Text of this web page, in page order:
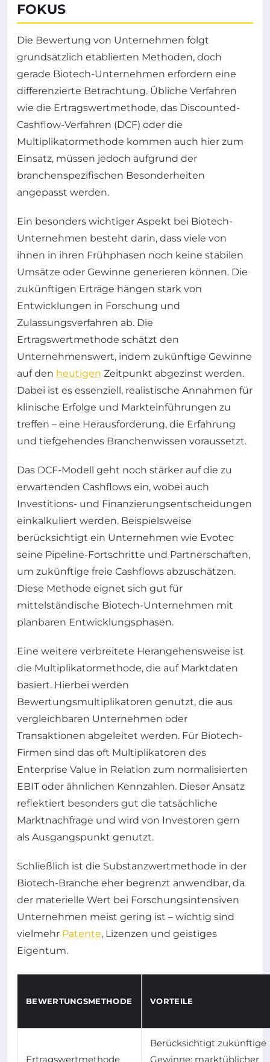
FOKUS
Die Bewertung von Unternehmen folgt
grundsätzlich etablierten Methoden, doch
gerade Biotech-Unternehmen erfordern eine
differenzierte Betrachtung. Übliche Verfahren
wie die Ertragswertmethode, das Discounted-
Cashflow-Verfahren (DCF) oder die
Multiplikatormethode kommen auch hier zum
Einsatz, müssen jedoch aufgrund der
branchenspezifischen Besonderheiten
angepasst werden.
Ein besonders wichtiger Aspekt bei Biotech-
Unternehmen besteht darin, dass viele von
ihnen in ihren Frühphasen noch keine stabilen
Umsätze oder Gewinne generieren können. Die
zukünftigen Erträge hängen stark von
Entwicklungen in Forschung und
Zulassungsverfahren ab. Die
Ertragswertmethode schätzt den
Unternehmenswert, indem zukünftige Gewinne
auf den heutigen Zeitpunkt abgezinst werden.
Dabei ist es essenziell, realistische Annahmen für
klinische Erfolge und Markteinführungen zu
treffen – eine Herausforderung, die Erfahrung
und tiefgehendes Branchenwissen voraussetzt.
Das DCF-Modell geht noch stärker auf die zu
erwartenden Cashflows ein, wobei auch
Investitions- und Finanzierungsentscheidungen
einkalkuliert werden. Beispielsweise
berücksichtigt ein Unternehmen wie Evotec
seine Pipeline-Fortschritte und Partnerschaften,
um zukünftige freie Cashflows abzuschätzen.
Diese Methode eignet sich gut für
mittelständische Biotech-Unternehmen mit
planbaren Entwicklungsphasen.
Eine weitere verbreitete Herangehensweise ist
die Multiplikatormethode, die auf Marktdaten
basiert. Hierbei werden
Bewertungsmultiplikatoren genutzt, die aus
vergleichbaren Unternehmen oder
Transaktionen abgeleitet werden. Für Biotech-
Firmen sind das oft Multiplikatoren des
Enterprise Value in Relation zum normalisierten
EBIT oder ähnlichen Kennzahlen. Dieser Ansatz
reflektiert besonders gut die tatsächliche
Marktnachfrage und wird von Investoren gern
als Ausgangspunkt genutzt.
Schließlich ist die Substanzwertmethode in der
Biotech-Branche eher begrenzt anwendbar, da
der materielle Wert bei Forschungsintensiven
Unternehmen meist gering ist – wichtig sind
vielmehr Patente, Lizenzen und geistiges
Eigentum.
BEWERTUNGSMETHODE VORTEILE
Ertragswertmethode
Berücksichtigt zukünftige
Gewinne; marktüblicher